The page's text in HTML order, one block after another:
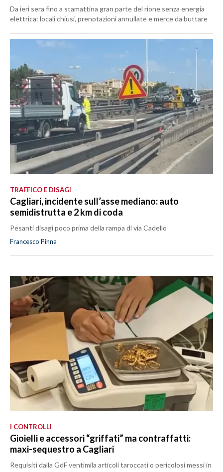
Da ieri sera fino a stamattina gran parte del rione senza energia
elettrica: locali chiusi, prenotazioni annullate e merce da buttare
TRAFFICO E DISAGI
Cagliari, incidente sull’asse mediano: auto
semidistrutta e 2 km di coda
Pesanti disagi poco prima della rampa di via Cadello
Francesco Pinna
I CONTROLLI
Gioielli e accessori “griffati” ma contraffatti:
maxi-sequestro a Cagliari
Requisiti dalla GdF ventimila articoli taroccati o pericolosi messi in